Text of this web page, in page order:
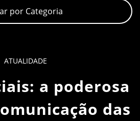
por Categoria
ATUALIDADE
a poderosa
das